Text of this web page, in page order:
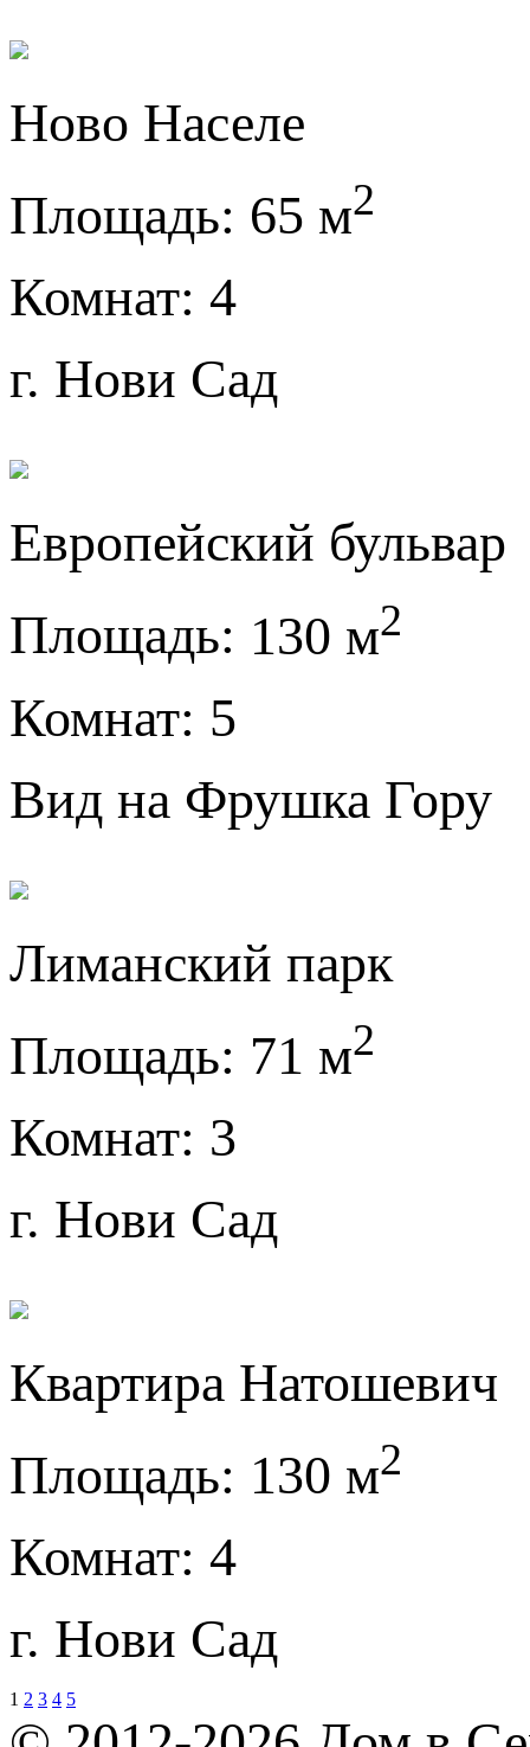
Ново Населе
Площадь: 65 м2
Комнат: 4
г. Нови Сад
Европейский бульвар
Площадь: 130 м2
Комнат: 5
Вид на Фрушка Гору
Лиманский парк
Площадь: 71 м2
Комнат: 3
г. Нови Сад
Квартира Натошевич
Площадь: 130 м2
Комнат: 4
г. Нови Сад
1 2 3 4 5